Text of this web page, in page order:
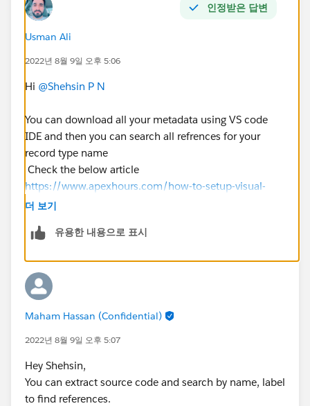
인정받은 답변
Usman Ali
2022년 8월 9일 오후 5:06
Hi @Shehsin P N
You can download all your metadata using VS code
IDE and then you can search all refrences for your
record type name
Check the below article
https://www.apexhours.com/how-to-setup-visual-
studio-code-for-salesforce/
더 보기
유용한 내용으로 표시
Maham Hassan (Confidential)
2022년 8월 9일 오후 5:07
Hey Shehsin,
You can extract source code and search by name, label
to find references.